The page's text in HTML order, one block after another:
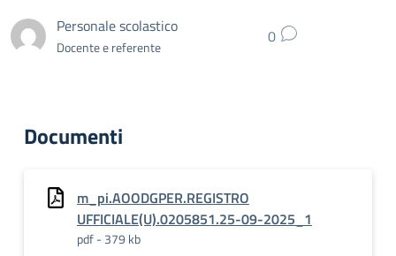
Personale scolastico
Docente e referente 0
Documenti
m_pi.AOODGPER.REGISTRO
UFFICIALE(U).0205851.25-09-2025_1
pdf - 379 kb